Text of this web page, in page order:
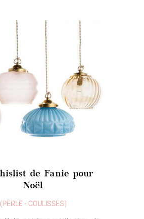
de Fanie pour
Noël
(PERLE - COULISSES)